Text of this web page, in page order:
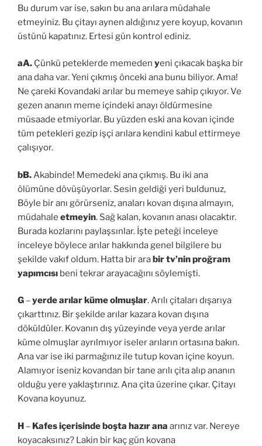
Bu durum var ise, sakın bu ana arılara müdahale
etmeyiniz. Bu çitayı aynen aldığınız yere koyup, kovanın
üstünü kapatınız. Ertesi gün kontrol ediniz.
aA. Çünkü peteklerde memeden yeni çıkacak başka bir
ana daha var. Yeni çıkmış önceki ana bunu biliyor. Ama!
Ne çareki Kovandaki arılar bu memeye sahip çıkıyor. Ve
gezen ananın meme içindeki anayı öldürmesine
müsaade etmiyorlar. Bu yüzden eski ana kovan içinde
tüm petekleri gezip işçi arılara kendini kabul ettirmeye
çalışıyor.
bB.Akabinde! Memedeki ana çıkmış. Bu iki ana
ölümüne dövüşüyorlar. Sesin geldiği yeri buldunuz,
Böyle bir anı görürseniz, anaları kovan dışına almayın,
müdahale etmeyin. Sağ kalan, kovanın anası olacaktır.
Burada kozlarını paylaşsınlar. İşte peteği inceleye
inceleye böylece arılar hakkında genel bilgilere bu
şekilde vakıf oldum. Hatta bir arabir tv’nin proğram
yapımcısı beni tekrar arayacağını söylemişti.
G –yerdearılar küme olmuşlar. Arılı çitaları dışarıya
çıkarttınız. Bir şekilde arılar kazara kovan dışına
döküldüler. Kovanın dış yüzeyinde veya yerde arılar
küme olmuşlar ayrılmıyor iseler arıların ortasına bakın.
Ana var ise iki parmağınız ile tutup kovan içine koyun.
Alamıyor iseniz kovandan bir tane arılı çita alıp ananın
olduğu yere yaklaştırınız. Ana çita üzerine çıkar. Çitayı
Kovana koyunuz.
H – Kafes içerisinde boşta hazır ana arınız var. Nereye
koyacaksınız? Lakin bir kaç gün kovana